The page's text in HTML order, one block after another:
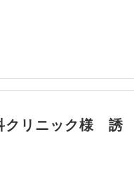
クリニック様 誘